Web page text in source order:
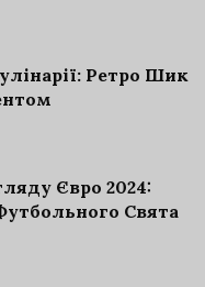
Ретро Шик
Євро 2024:
Свята